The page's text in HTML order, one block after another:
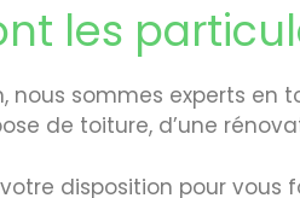
les
nous sommes experts
de toiture, d’une
disposition pour vous